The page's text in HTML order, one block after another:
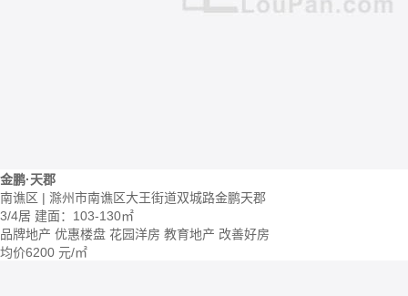
金鹏·天郡
南谯区 | 滁州市南谯区大王街道双城路金鹏天郡
3/4居 建面：103-130㎡
品牌地产 优惠楼盘 花园洋房 教育地产 改善好房
均价6200 元/㎡